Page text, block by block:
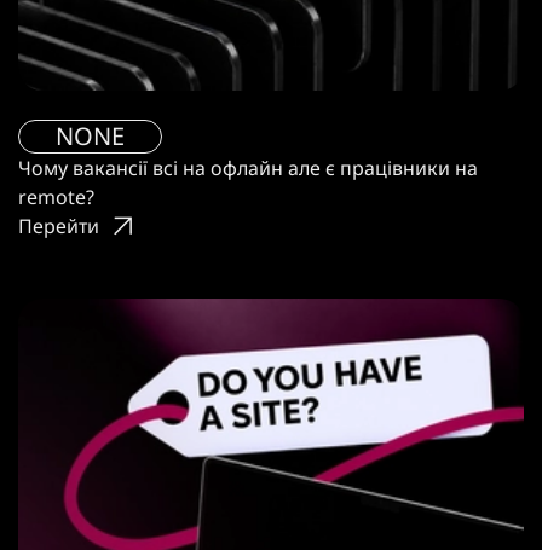
NONE
Чому вакансії всі на офлайн але є працівники на
remote?
Перейти